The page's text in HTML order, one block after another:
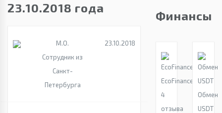
23.10.2018 года
М.О.
Сотрудник из
Санкт-
Петербурга
23.10.2018
Финансы
EcoFinance
4
отзыва
Обмен
USDT